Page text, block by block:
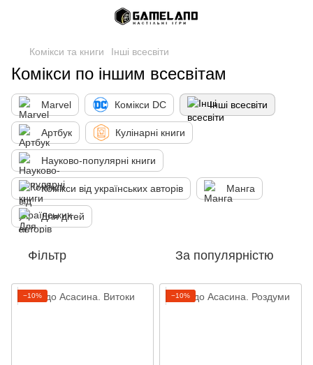
Комікси та книги Інші всесвіти
Комікси по іншим всесвітам
Marvel Комікси DC Інші всесвіти
Артбук Кулінарні книги
Науково-популярні книги
Комікси від українських авторів Манга
Для дітей
Фільтр За популярністю
−10% −10%